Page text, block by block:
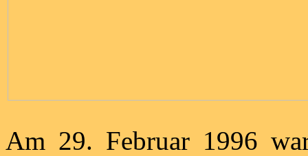
Am 29. Februar 1996